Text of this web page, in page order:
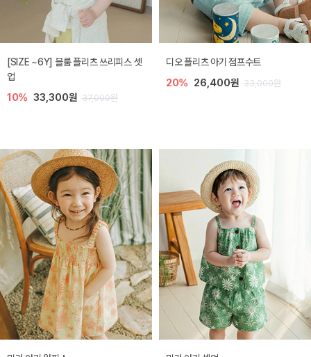
[SIZE ~6Y] 블룸 플리츠 쓰리피스 셋
업
10% 33,300원 37,000원
디오 플리츠 아기 점프수트
20% 26,400원 33,000원